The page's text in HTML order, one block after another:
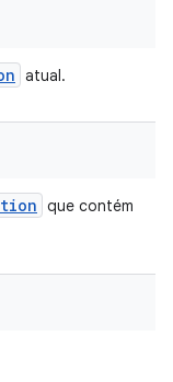
atual.
que contém